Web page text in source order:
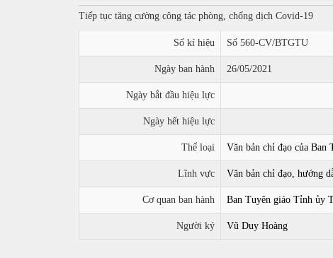
Tiếp tục tăng cường công tác phòng, chống dịch Covid-19
Số kí hiệu Số 560-CV/BTGTU
Ngày ban hành 26/05/2021
Ngày bắt đầu hiệu lực
Ngày hết hiệu lực
Thể loại Văn bản chỉ đạo của
Lĩnh vực Văn bản chỉ đạo, hướng
Cơ quan ban hành Ban Tuyên giáo Tỉnh ủy
Người ký Vũ Duy Hoàng